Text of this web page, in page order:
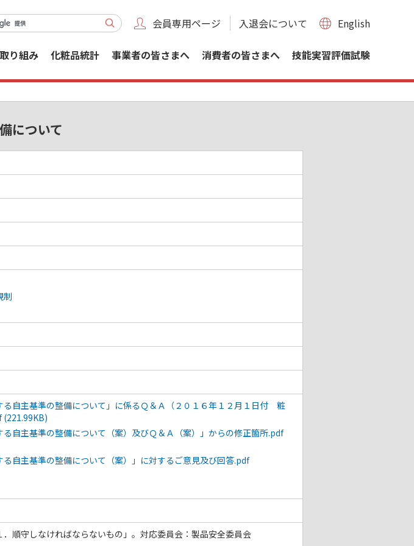
会員専用ページ 入退会について English
り組み 化粧品統計 事業者の皆さまへ 消費者の皆さまへ 技能実習評価試験
について
制
る自主基準の整備について」に係るＱ＆Ａ（２０１６年１２月１日付 粧
る自主基準の整備について（案）及びＱ＆Ａ（案）」からの修正箇所.pdf
る自主基準の整備について（案）」に対するご意見及び回答.pdf
順守しなければならないもの」。対応委員会：製品安全委員会